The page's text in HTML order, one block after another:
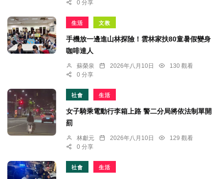
0 分享
生活 文教
手機放一邊進山林探險！雲林家扶80童暑假變身
咖啡達人
蘇榮泉 2026年八月10日
130 觀看
0 分享
社會 生活
女子騎乘電動行李箱上路 警二分局將依法制單開
罰
林獻元 2026年八月10日
129 觀看
0 分享
社會 生活